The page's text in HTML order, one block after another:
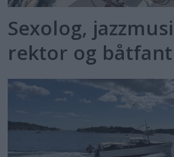
Sexolog,
rektor og båtfant